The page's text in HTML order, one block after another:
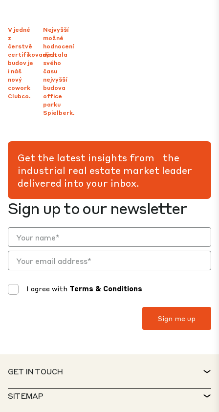
V jedné
z
čerstvě
certifikovaných
budov je
i náš
nový
cowork
Clubco.
Nejvyšší
možné
hodnocení
dostala
svého
času
nejvyšší
budova
office
parku
Spielberk.
Sign up to our newsletter
I agree with Terms & Conditions
Get the latest insights from the
industrial real estate market leader
delivered into your inbox.
GET IN TOUCH
CONTACT
SITEMAP